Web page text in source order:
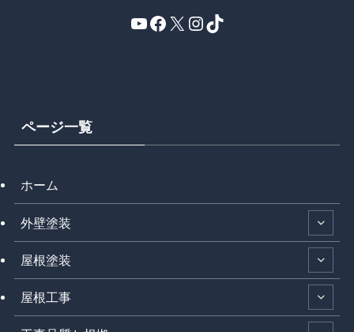
YouTube
Facebook
X Instagram
TikTok
ページ一覧
ホーム
外壁塗装
屋根塗装
屋根工事